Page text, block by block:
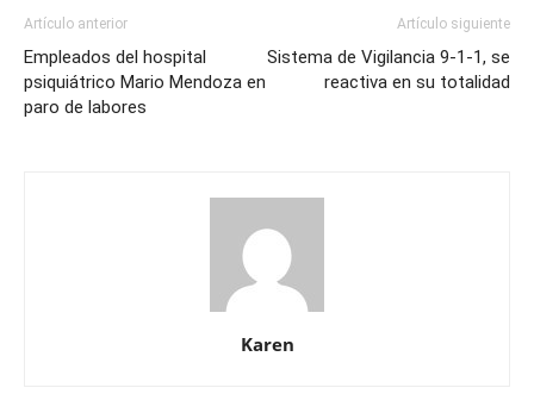
Artículo anterior
Empleados del hospital
psiquiátrico Mario Mendoza en
paro de labores
Artículo siguiente
Sistema de Vigilancia 9-1-1, se
reactiva en su totalidad
Karen